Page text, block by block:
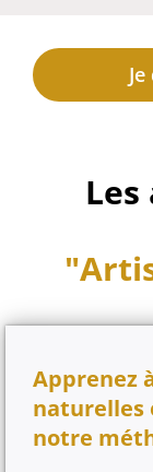
Apprenez
naturelles
notre